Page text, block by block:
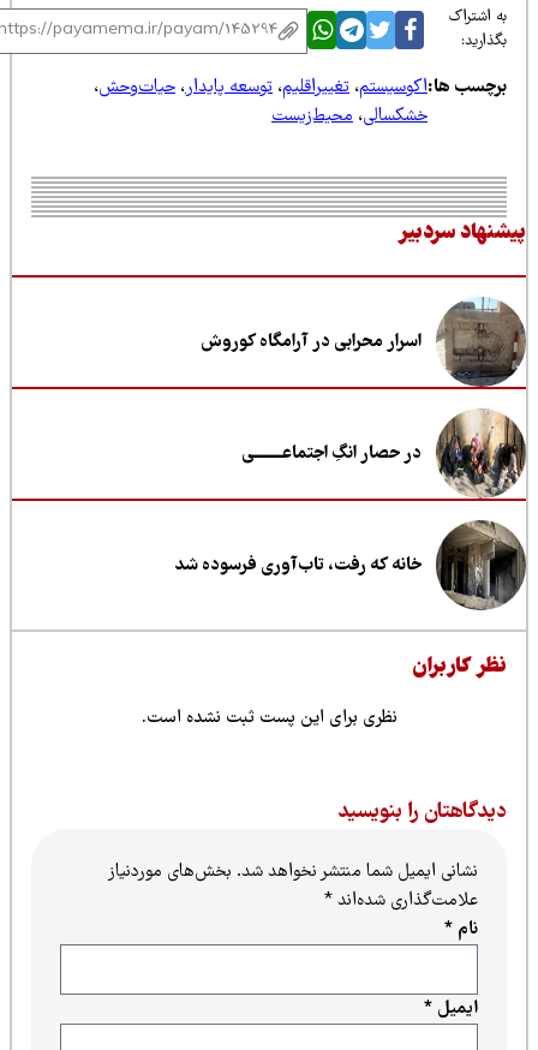
اشتراک
ها:اکوسیستم،تغییراقلیم،توسعه پایدار،حیات‌وحش،
خشکسالی،محیط‌زیست
سردبیر
اسرار محرابی در آرامگاه کوروش
در حصار انگِ اجتماعــــــــی
خانه که رفت، تاب‌آوری فرسوده شد
کاربران
نظری برای این پست ثبت نشده است.
را بنویسید
نشانی ایمیل شما منتشر نخواهد شد.بخش‌های موردنیاز
علامت‌گذاری شده‌اند*
ایمیل*